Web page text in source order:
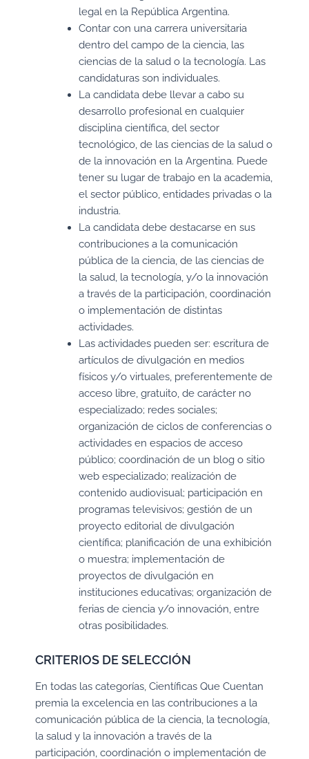
legal en la República Argentina.
Contar con una carrera universitaria
dentro del campo de la ciencia, las
ciencias de la salud o la tecnología. Las
candidaturas son individuales.
La candidata debe llevar a cabo su
desarrollo profesional en cualquier
disciplina científica, del sector
tecnológico, de las ciencias de la salud o
de la innovación en la Argentina. Puede
tener su lugar de trabajo en la academia,
el sector público, entidades privadas o la
industria.
La candidata debe destacarse en sus
contribuciones a la comunicación
pública de la ciencia, de las ciencias de
la salud, la tecnología, y/o la innovación
a través de la participación, coordinación
o implementación de distintas
actividades.
Las actividades pueden ser: escritura de
artículos de divulgación en medios
físicos y/o virtuales, preferentemente de
acceso libre, gratuito, de carácter no
especializado; redes sociales;
organización de ciclos de conferencias o
actividades en espacios de acceso
público; coordinación de un blog o sitio
web especializado; realización de
contenido audiovisual; participación en
programas televisivos; gestión de un
proyecto editorial de divulgación
científica; planificación de una exhibición
o muestra; implementación de
proyectos de divulgación en
instituciones educativas; organización de
ferias de ciencia y/o innovación, entre
otras posibilidades.
CRITERIOS DE SELECCIÓN
En todas las categorías, Científicas Que Cuentan
premia la excelencia en las contribuciones a la
comunicación pública de la ciencia, la tecnología,
la salud y la innovación a través de la
participación, coordinación o implementación de